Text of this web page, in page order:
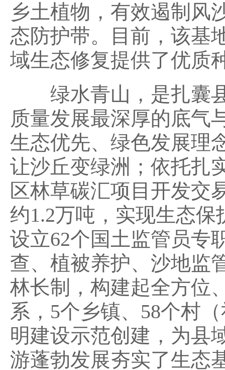
乡土植物，有效遏制风
态防护带。目前，该基
域生态修复提供了优质
绿水青山，是扎囊县
质量发展最深厚的底气
生态优先、绿色发展理
让沙丘变绿洲；依托扎
区林草碳汇项目开发交
约1.2万吨，实现生态
设立62个国土监管员专
查、植被养护、沙地监
林长制，构建起全方位
系，5个乡镇、58个村
明建设示范创建，为县
游蓬勃发展夯实了生态